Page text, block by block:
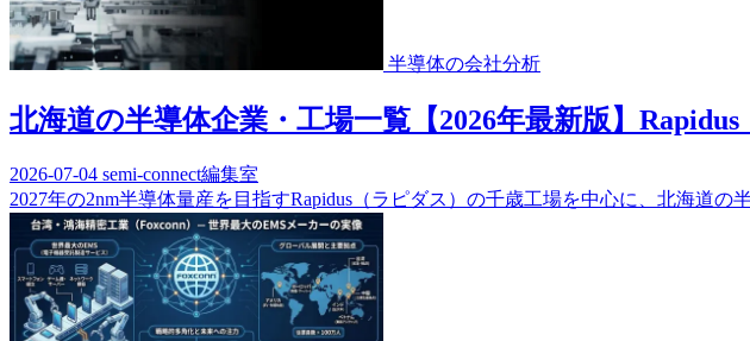
半導体の会社分析
北海道の半導体企業・工場一覧【2026年最新版】
2026-07-04 semi-connect編集室
2027年の2nm半導体量産を目指すRapidus（ラピダス）の千歳工場を中心に、北海道